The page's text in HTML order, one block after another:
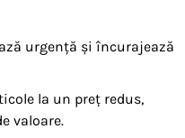
urgență și încurajează
la un preț redus,
valoare.